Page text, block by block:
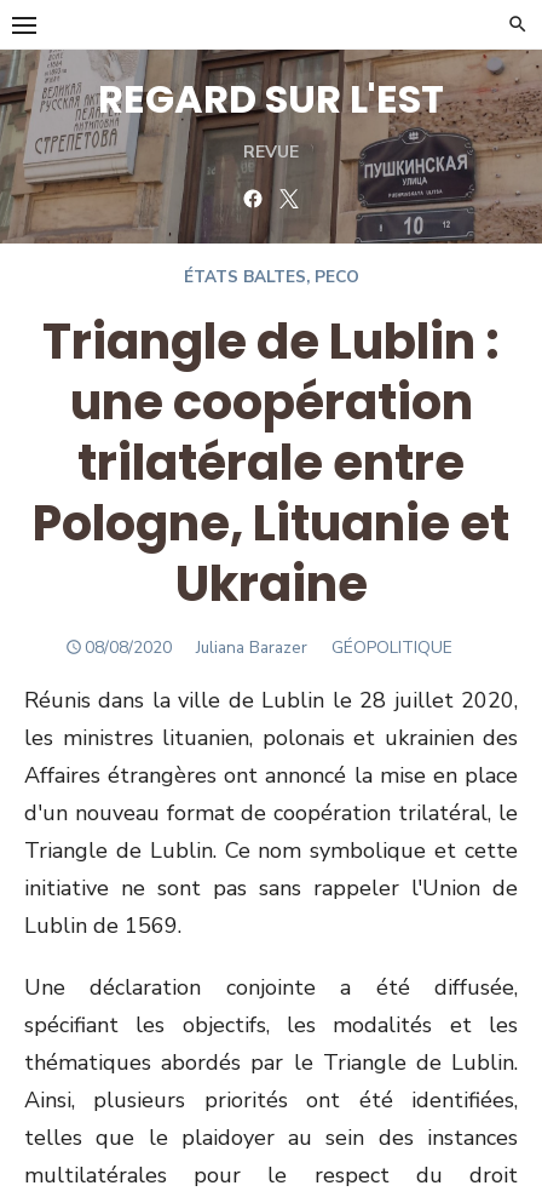
Skip
to
content
REGARD SUR L'EST
REVUE
FacebookTwitter
ÉTATS BALTES, PECO
Triangle de Lublin :
une coopération
trilatérale entre
Pologne, Lituanie et
Ukraine
POSTED
08/08/2020 Author
Juliana Barazer GÉOPOLITIQUE
Réunis dans la ville de Lublin le 28 juillet 2020,
les ministres lituanien, polonais et ukrainien des
Affaires étrangères ont annoncé la mise en place
d'un nouveau format de coopération trilatéral, le
Triangle de Lublin. Ce nom symbolique et cette
initiative ne sont pas sans rappeler l'Union de
Lublin de 1569.
Une déclaration conjointe a été diffusée,
spécifiant les objectifs, les modalités et les
thématiques abordés par le Triangle de Lublin.
Ainsi, plusieurs priorités ont été identifiées,
telles que le plaidoyer au sein des instances
multilatérales pour le respect du droit